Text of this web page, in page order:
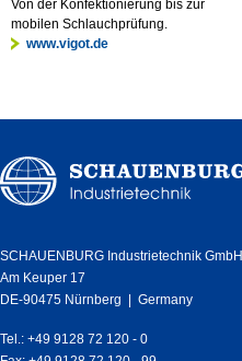
Von der Konfektionierung bis zur
mobilen Schlauchprüfung.
www.vigot.de
SCHAUENBURG Industrietechnik GmbH
Am Keuper 17
DE-90475 Nürnberg | Germany
Tel.: +49 9128 72 120 - 0